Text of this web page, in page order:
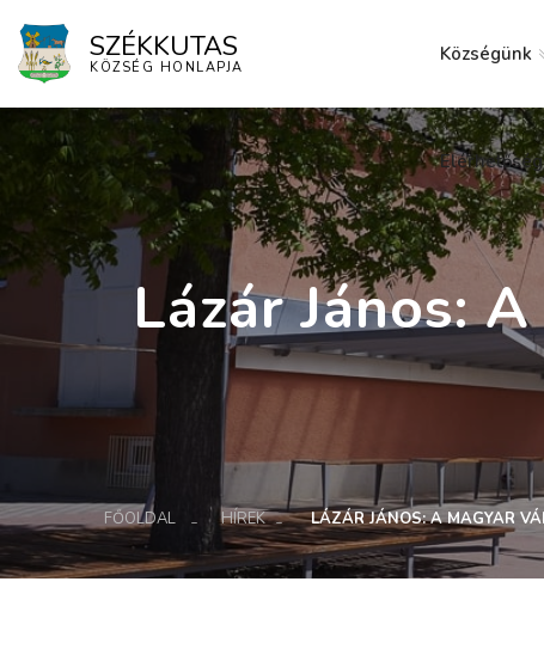
SZÉKKUTAS
KÖZSÉG HONLAPJA
Községünk
Elérhetőség
Lázár János:
FŐOLDAL HÍREK LÁZÁR JÁNOS: A MAGYAR